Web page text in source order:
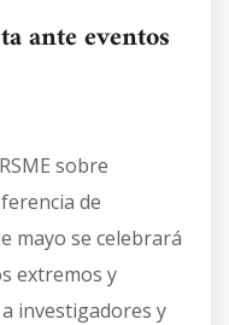
ante eventos
sobre
de
mayo se celebrará
extremos y
investigadores y